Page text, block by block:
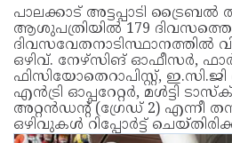
പാലക്കാട് അട്ടപ്പാടി ട്രൈബല്‍
ആശുപത്രിയില്‍ 179
ദിവസവേതനാടിസ്ഥാനത്തില്‍
ഒഴിവ്. നേഴ്സിങ് ഓഫീസര്‍,
ഫിസിയോതെറാപിസ്റ്റ്,
എന്‍ട്രി ഓപ്പറേറ്റര്‍, മള്‍ട്ടി
അറ്റന്‍ഡന്റ് (ഗ്രേഡ് 2) എന്നീ
ഒഴിവുകൾ റിപ്പോർട്ട്